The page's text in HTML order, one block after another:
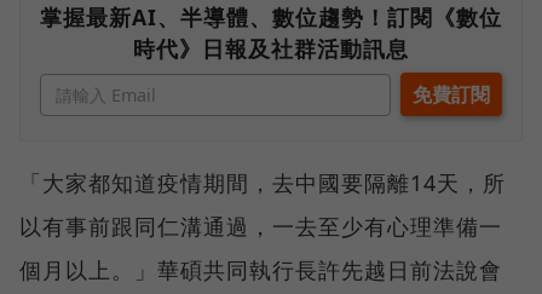
掌握最新AI、半導體、數位趨勢！訂閱《數位
時代》日報及社群活動訊息
「大家都知道疫情期間，去中國要隔離14天，所
以有事前跟同仁溝通過，一去至少有心理準備一
個月以上。」華碩共同執行長許先越日前法說會